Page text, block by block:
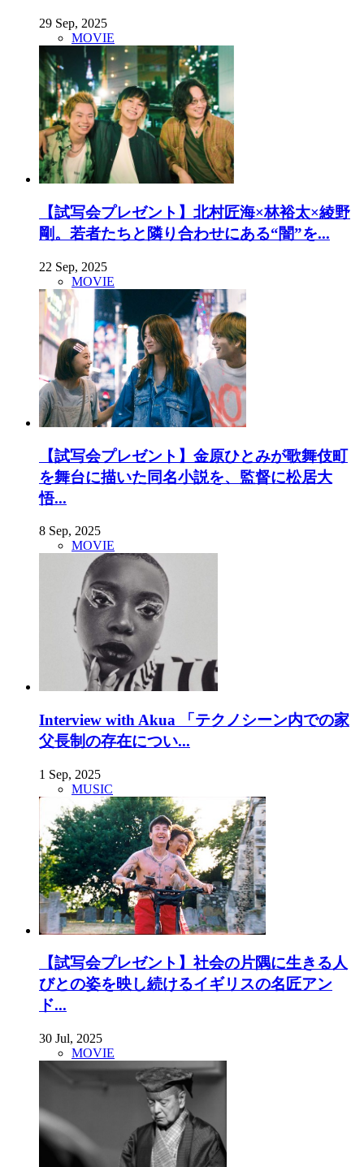
29 Sep, 2025
MOVIE
【試写会プレゼント】北村匠海×林裕太×綾野
剛。若者たちと隣り合わせにある“闇”を...
22 Sep, 2025
MOVIE
【試写会プレゼント】金原ひとみが歌舞伎町
を舞台に描いた同名小説を、監督に松居大
悟...
8 Sep, 2025
MOVIE
Interview with Akua 「テクノシーン内での家
父長制の存在につい...
1 Sep, 2025
MUSIC
【試写会プレゼント】社会の片隅に生きる人
びとの姿を映し続けるイギリスの名匠アン
ド...
30 Jul, 2025
MOVIE